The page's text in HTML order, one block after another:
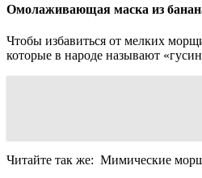
Омолаживающая маска из
Чтобы избавиться от мелких
которые в народе называют
Читайте так же: Мимические